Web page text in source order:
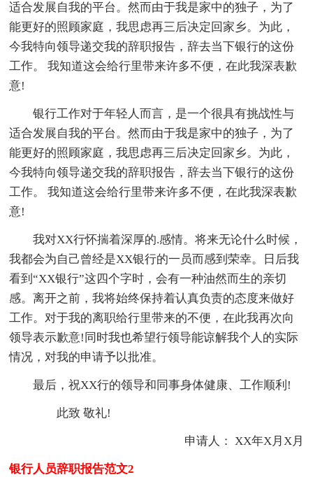
适合发展自我的平台。然而由于我是家中的独子，为了
能更好的照顾家庭，我思虑再三后决定回家乡。为此，
今我特向领导递交我的辞职报告，辞去当下银行的这份
工作。 我知道这会给行里带来许多不便，在此我深表歉
意!
银行工作对于年轻人而言，是一个很具有挑战性与
适合发展自我的平台。然而由于我是家中的独子，为了
能更好的照顾家庭，我思虑再三后决定回家乡。为此，
今我特向领导递交我的辞职报告，辞去当下银行的这份
工作。 我知道这会给行里带来许多不便，在此我深表歉
意!
我对XX行怀揣着深厚的.感情。将来无论什么时候，
我都会为自己曾经是XX银行的一员而感到荣幸。日后我
看到“XX银行”这四个字时，会有一种油然而生的亲切
感。离开之前，我将始终保持着认真负责的态度来做好
工作。对于我的离职给行里带来的不便，在此我再次向
领导表示歉意!同时我也希望行领导能谅解我个人的实际
情况，对我的申请予以批准。
最后，祝XX行的领导和同事身体健康、工作顺利!
此致 敬礼!
申请人： XX年X月X月
银行人员辞职报告范文2